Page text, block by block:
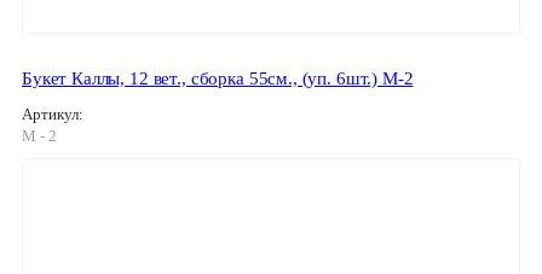
Букет Каллы, 12 вет., сборка 55см., (уп. 6шт.) M-2
Артикул:
M - 2